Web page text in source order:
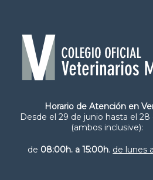
Horario de Atención en
Desde el 29 de junio hasta el
(ambos inclusive):
de 08:00h. a 15:00h. de lunes